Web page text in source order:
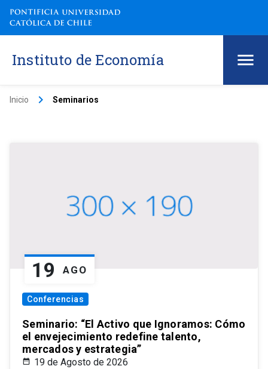
Instituto de Economía
Inicio keyboard_arrow_right Seminarios
19 AGO
Conferencias
Seminario: “El Activo que Ignoramos: Cómo
el envejecimiento redefine talento,
mercados y estrategia”
19 de Agosto de 2026